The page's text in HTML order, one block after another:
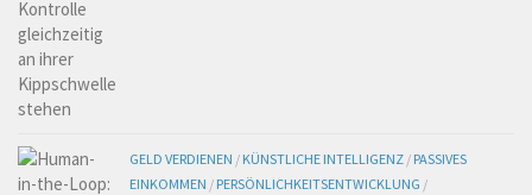
GELD VERDIENEN / KÜNSTLICHE INTELLIGENZ / PASSIVES
EINKOMMEN / PERSÖNLICHKEITSENTWICKLUNG /